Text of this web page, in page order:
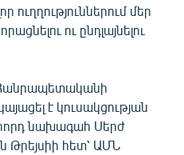
ուղղություններում մեր
ու ընդլայնելու
կայացել է կուսակցության
նախագահ Սերժ
Թրեյսիի հետ՝ ԱՄՆ